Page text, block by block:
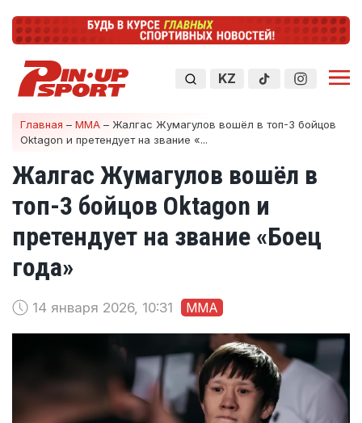
KZ
Главная – ММА – Жалгас Жумагулов вошёл в топ-3 бойцов
Oktagon и претендует на звание «...
Жалгас Жумагулов вошёл в
топ-3 бойцов Oktagon и
претендует на звание «Боец
года»
14 января 2026, 10:31 ММА